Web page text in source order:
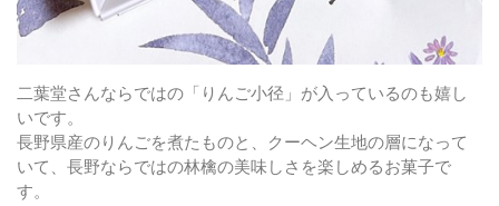
二葉堂さんならではの「 りんご小径 」が入っているのも嬉し
いです。
長野県産のりんごを煮たものと、クーヘン生地の層になって
いて、長野ならではの林檎の美味しさを楽しめるお菓子で
す。